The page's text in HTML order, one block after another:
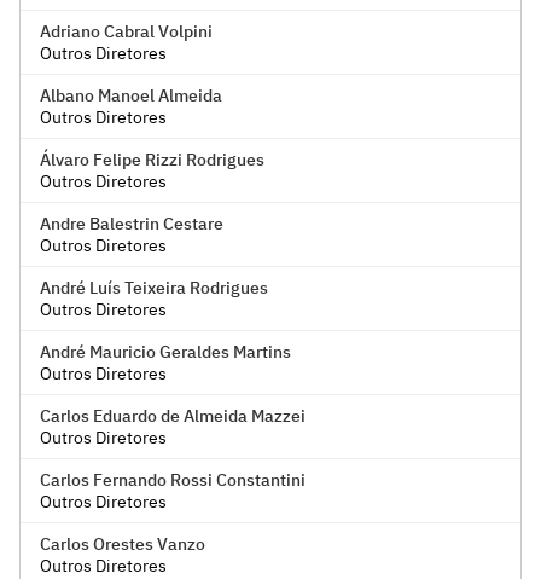
Adriano Cabral Volpini
Outros Diretores
Albano Manoel Almeida
Outros Diretores
Álvaro Felipe Rizzi Rodrigues
Outros Diretores
Andre Balestrin Cestare
Outros Diretores
André Luís Teixeira Rodrigues
Outros Diretores
André Mauricio Geraldes Martins
Outros Diretores
Carlos Eduardo de Almeida Mazzei
Outros Diretores
Carlos Fernando Rossi Constantini
Outros Diretores
Carlos Orestes Vanzo
Outros Diretores